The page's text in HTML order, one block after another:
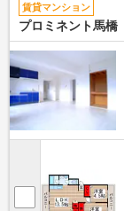
賃貸マンション
プロミネント馬橋